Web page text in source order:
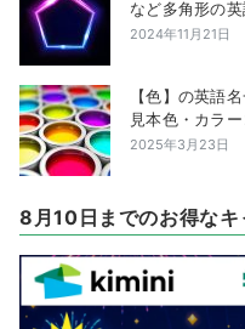
など多角形の
2024年11月21日
【色】の英語
見本色・カラ
2025年3月23日
8月10日までのお得なキ